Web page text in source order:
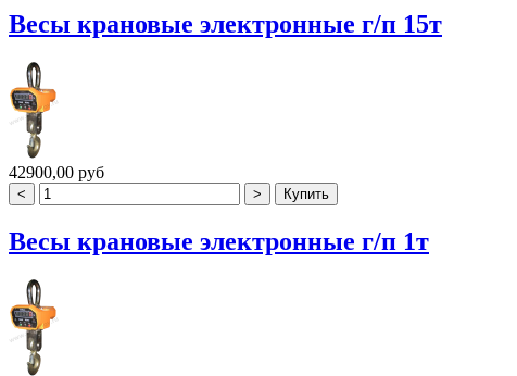
Весы крановые электронные г/п 15т
42900,00 руб
Весы крановые электронные г/п 1т